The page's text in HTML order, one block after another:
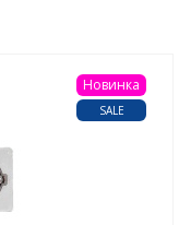
Новинка
SALE